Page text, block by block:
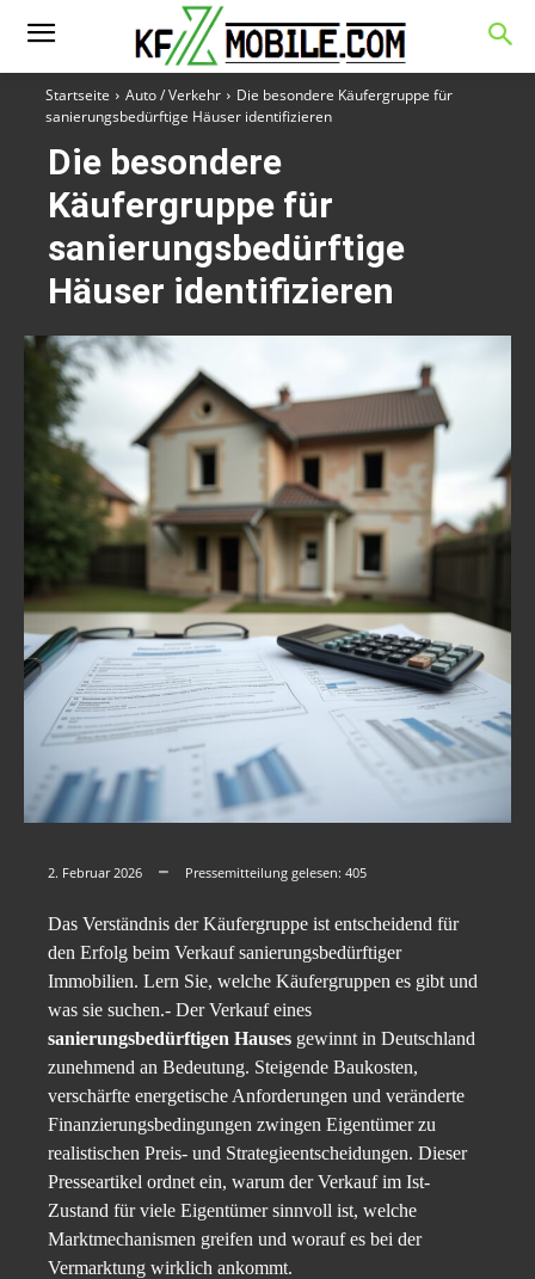
Startseite Auto / Verkehr
Die besondere Käufergruppe für
sanierungsbedürftige Häuser identifizieren
Die besondere
Käufergruppe für
sanierungsbedürftige
Häuser identifizieren
2. Februar 2026 Pressemitteilung gelesen: 405
Das Verständnis der Käufergruppe ist entscheidend für
den Erfolg beim Verkauf sanierungsbedürftiger
Immobilien. Lern Sie, welche Käufergruppen es gibt und
was sie suchen.- Der Verkauf eines
sanierungsbedürftigen Hauses gewinnt in Deutschland
zunehmend an Bedeutung. Steigende Baukosten,
verschärfte energetische Anforderungen und veränderte
Finanzierungsbedingungen zwingen Eigentümer zu
realistischen Preis- und Strategieentscheidungen. Dieser
Presseartikel ordnet ein, warum der Verkauf im Ist-
Zustand für viele Eigentümer sinnvoll ist, welche
Marktmechanismen greifen und worauf es bei der
Vermarktung wirklich ankommt.